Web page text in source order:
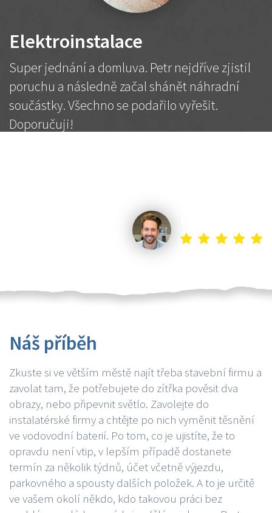
Elektroinstalace
Super jednání a domluva. Petr nejdříve zjistil
poruchu a následně začal shánět náhradní
součástky. Všechno se podařilo vyřešit.
Doporučuji!
Náš příběh
Zkuste si ve větším městě najít třeba stavební firmu a
zavolat tam, že potřebujete do zítřka pověsit dva
obrazy, nebo připevnit světlo. Zavolejte do
instalatérské firmy a chtějte po nich vyměnit těsnění
ve vodovodní baterií. Po tom, co je ujistíte, že to
opravdu není vtip, v lepším případě dostanete
termín za několik týdnů, účet včetně výjezdu,
parkovného a spousty dalších položek. A to je určitě
ve vašem okolí někdo, kdo takovou práci bez